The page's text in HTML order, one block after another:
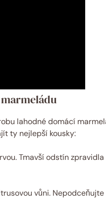
lahodné domácí
ty nejlepší kousky:
Tmavší odstín
vůni.